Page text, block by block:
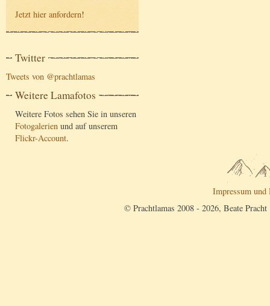
Jetzt hier anfordern!
Twitter
Tweets von @prachtlamas
Weitere Lamafotos
Weitere Fotos sehen Sie in unseren
Fotogalerien und auf unserem
Flickr-Account.
Impressum und
© Prachtlamas 2008 - 2026, Beate Pracht